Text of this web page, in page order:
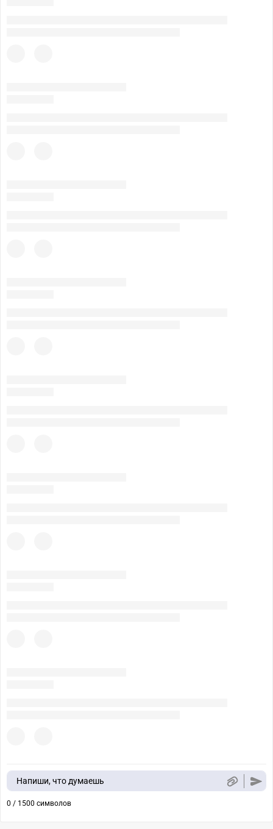
Напиши, что думаешь
0 / 1500 символов